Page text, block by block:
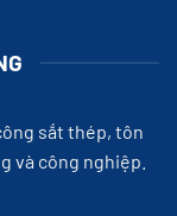
sắt thép, tôn
và công nghiệp.